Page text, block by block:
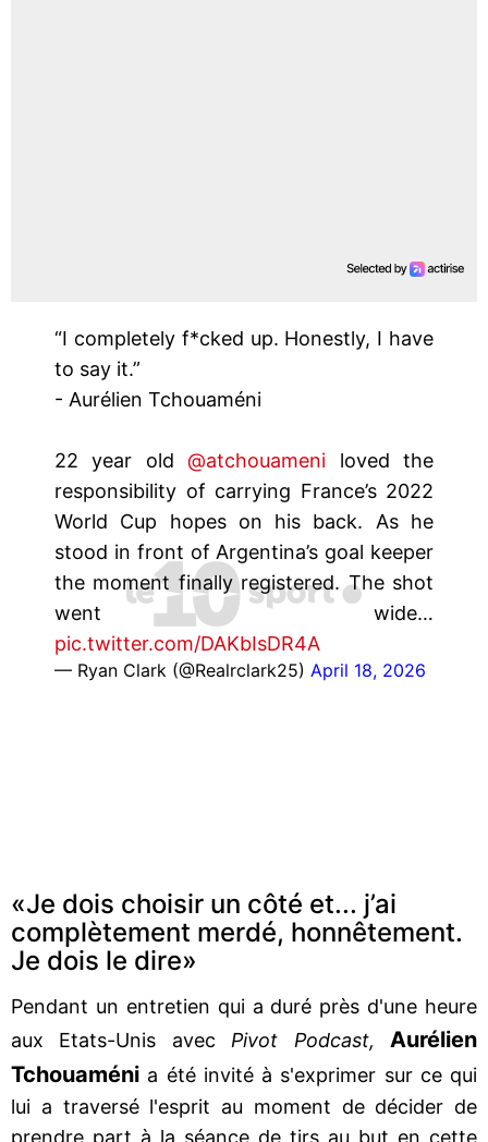
“I completely f*cked up. Honestly, I have
to say it.”
- Aurélien Tchouaméni
22 year old@atchouameni loved the
responsibility of carrying France’s 2022
World Cup hopes on his back. As he
stood in front of Argentina’s goal keeper
the moment finally registered. The shot
went wide…
pic.twitter.com/DAKbIsDR4A
— Ryan Clark (@Realrclark25) April 18, 2026
«Je dois choisir un côté et... j’ai
complètement merdé, honnêtement.
Je dois le dire»
Pendant un entretien qui a duré près d'une heure
aux Etats-Unis avec Pivot Podcast,
Aurélien
Tchouaméni a été invité à s'exprimer sur ce qui
lui a traversé l'esprit au moment de décider de
prendre part à la séance de tirs au but en cette